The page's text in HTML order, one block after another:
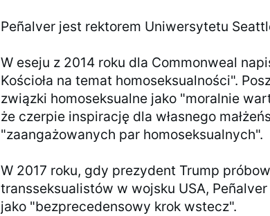
Peñalver jest rektorem Uniwersytetu
W eseju z 2014 roku dla Commonweal
Kościoła na temat homoseksualności".
związki homoseksualne jako "moralnie
że czerpie inspirację dla własnego
"zaangażowanych par homoseksualnych".
W 2017 roku, gdy prezydent Trump
transseksualistów w wojsku USA,
jako "bezprecedensowy krok wstecz".